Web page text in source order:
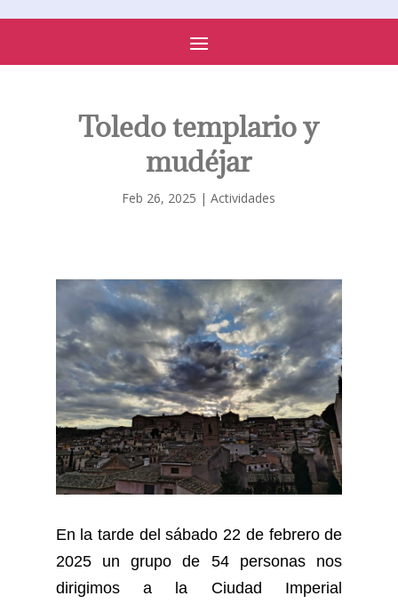
Toledo templario y
mudéjar
Feb 26, 2025 |Actividades
En la tarde del sábado 22 de febrero de
2025 un grupo de 54 personas nos
dirigimos a la Ciudad Imperial